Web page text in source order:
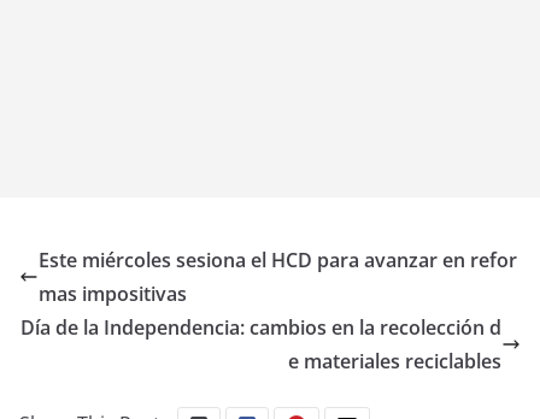
Este miércoles sesiona el HCD para avanzar en refor
mas impositivas
Día de la Independencia: cambios en la recolección d
e materiales reciclables